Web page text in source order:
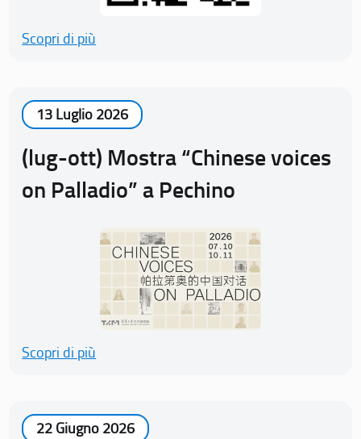
Scopri di più
13 Luglio 2026
(lug-ott) Mostra “Chinese voices
on Palladio” a Pechino
Scopri di più
22 Giugno 2026